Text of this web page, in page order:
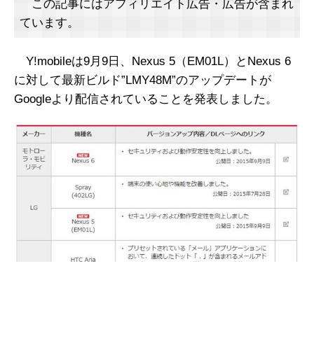
この記事にはアフィリエイト広告・広告が含まれ
ています。
Y!mobileは9月9日、Nexus 5（EM01L）とNexus 6
に対して最新ビルド”LMY48M”のアップデートが
Googleより配信されていることを発表しました。